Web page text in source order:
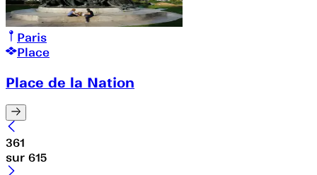
Paris
Place
Place de la Nation
361
sur 615